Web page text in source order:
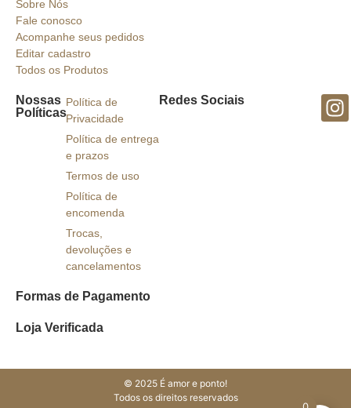
Sobre Nós
Fale conosco
Acompanhe seus pedidos
Editar cadastro
Todos os Produtos
Nossas
Políticas
Política de
Privacidade
Política de entrega
e prazos
Termos de uso
Política de
encomenda
Trocas,
devoluções e
cancelamentos
Redes Sociais
Formas de Pagamento
Loja Verificada
© 2025 É amor e ponto!
Todos os direitos reservados